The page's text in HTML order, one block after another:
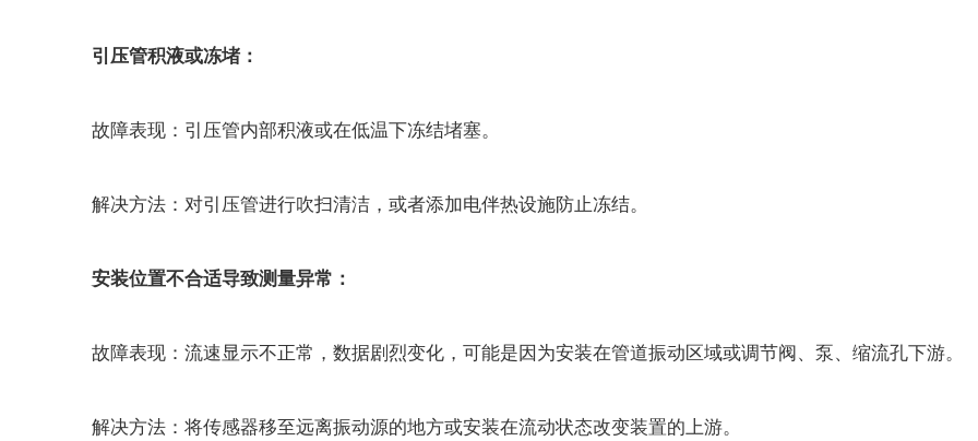
引压管积液或冻堵：
故障表现：引压管内部积液或在低温下冻结堵塞。
解决方法：对引压管进行吹扫清洁，或者添加电伴热设施防止冻结。
安装位置不合适导致测量异常：
故障表现：流速显示不正常，数据剧烈变化，可能是因为安装在管道振动区域或调节阀、泵、缩流孔下游。
解决方法：将传感器移至远离振动源的地方或安装在流动状态改变装置的上游。